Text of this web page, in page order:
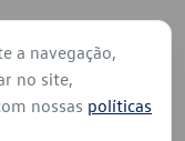
a navegação,
no site,
nossas políticas